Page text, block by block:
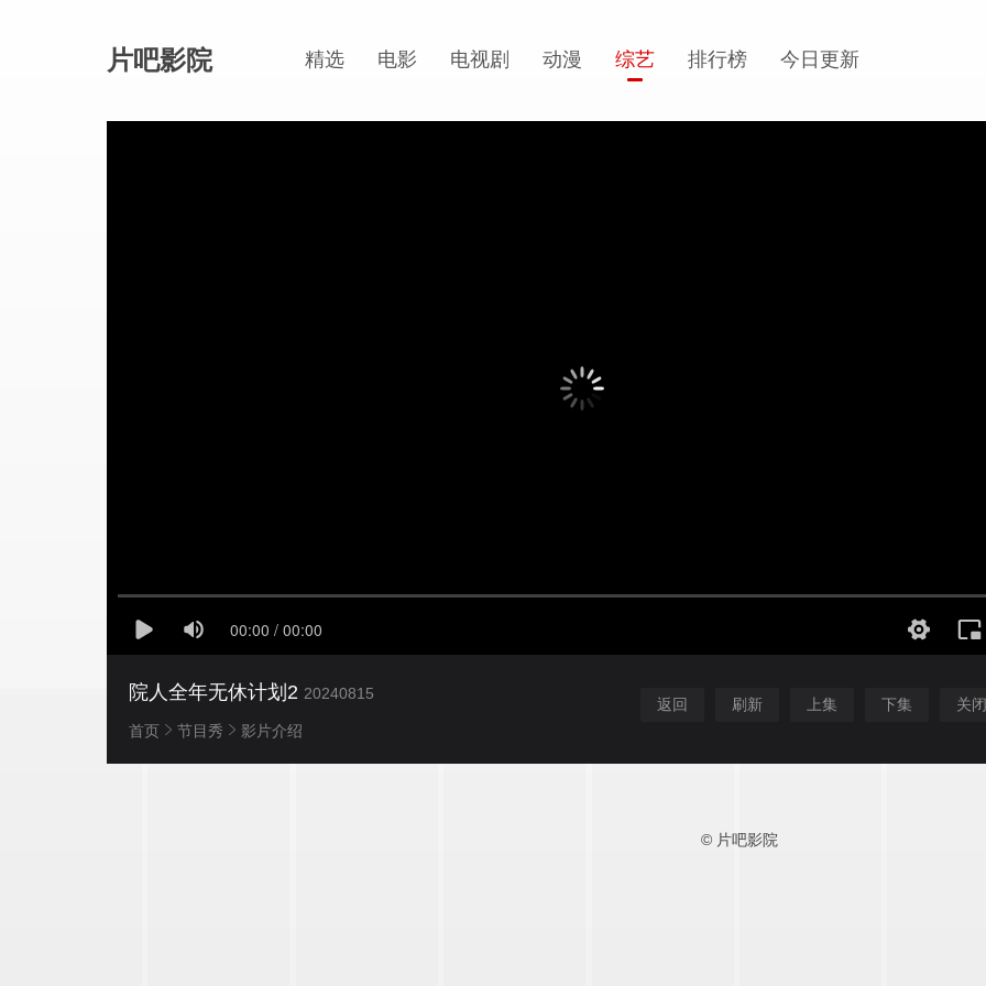
片吧影院 精选 电影 电视剧 动漫 综艺 排行榜 今日更新
返回 刷新 上集 下集 关
院人全年无休计划2 20240815
首页 节目秀 影片介绍
© 片吧影院